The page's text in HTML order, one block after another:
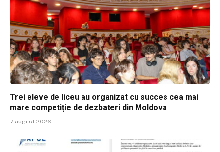
Trei eleve de liceu au organizat cu succes cea mai
mare competiție de dezbateri din Moldova
7 august 2026